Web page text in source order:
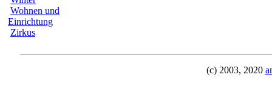
Wohnen und
Einrichtung
Zirkus
(c) 2003, 2020